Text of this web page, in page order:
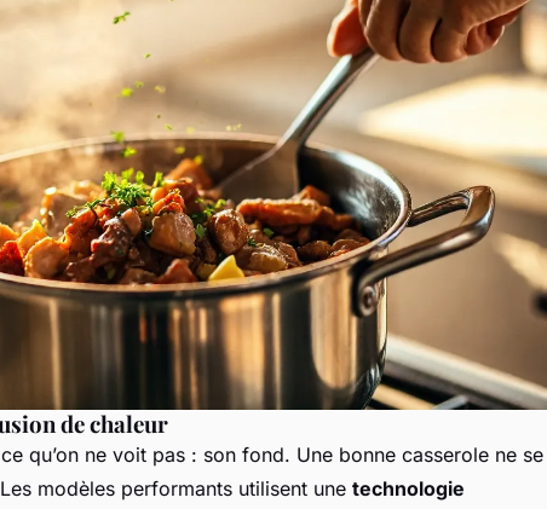
de chaleur
qu’on ne voit pas : son fond. Une bonne casserole ne se
modèles performants utilisent une technologie